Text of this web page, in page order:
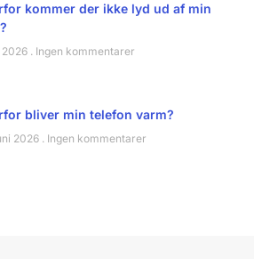
kommer der ikke lyd ud af min
2026 Ingen kommentarer
bliver min telefon varm?
2026 Ingen kommentarer